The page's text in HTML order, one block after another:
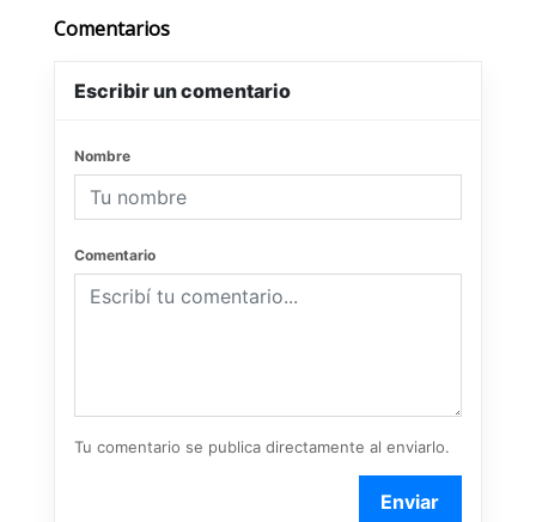
Comentarios
Escribir un comentario
Nombre
Comentario
Tu comentario se publica directamente al enviarlo.
Enviar